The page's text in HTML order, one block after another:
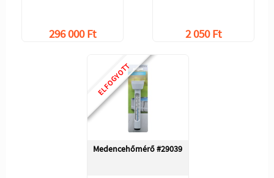
296 000 Ft 2 050 Ft
ELFOGYOTT
Medencehőmérő #29039